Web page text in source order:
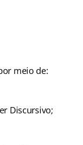
meio de:
Discursivo;